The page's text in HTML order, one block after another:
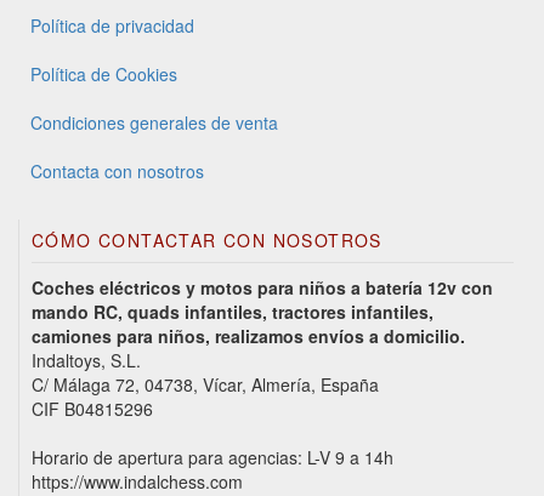
Política de privacidad
Política de Cookies
Condiciones generales de venta
Contacta con nosotros
CÓMO CONTACTAR CON NOSOTROS
Coches eléctricos y motos para niños a batería 12v con
mando RC, quads infantiles, tractores infantiles,
camiones para niños, realizamos envíos a domicilio.
Indaltoys, S.L.
C/ Málaga 72, 04738, Vícar, Almería, España
CIF B04815296
Horario de apertura para agencias: L-V 9 a 14h
https://www.indalchess.com